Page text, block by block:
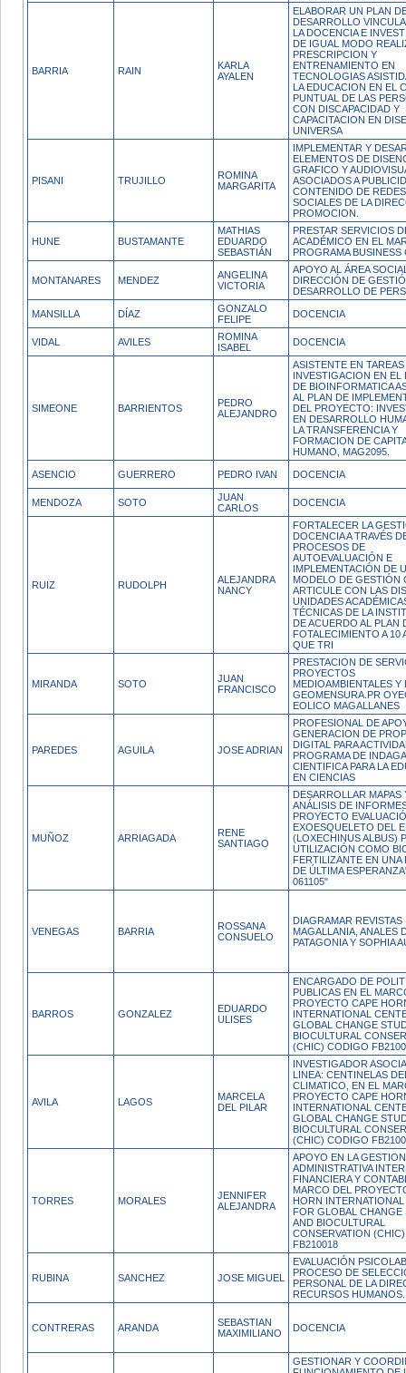
BARRIA RAIN
KARLA
AYALEN
ELABORAR UN PLAN
DESARROLLO
LA DOCENCIA E
DE IGUAL MODO
PRESCRIPCION Y
ENTRENAMIENTO EN
TECNOLOGIAS
LA EDUCACION EN EL
PUNTUAL DE LAS
CON DISCAPACIDAD Y
CAPACITACION EN
UNIVERSA
PISANI TRUJILLO
ROMINA
MARGARITA
IMPLEMENTAR Y
ELEMENTOS DE
GRAFICO Y
ASOCIADOS A
CONTENIDO DE REDES
SOCIALES DE LA
PROMOCION.
HUNE BUSTAMANTE
MATHIAS
EDUARDO
SEBASTIÁN
PRESTAR SERVICIOS
ACADÉMICO EN EL
PROGRAMA BUSINESS
MONTANARES MENDEZ
ANGELINA
VICTORIA
APOYO AL ÁREA
DIRECCIÓN DE
DESARROLLO DE
MANSILLA DÍAZ
GONZALO
FELIPE
DOCENCIA
VIDAL AVILES
ROMINA
ISABEL
DOCENCIA
SIMEONE BARRIENTOS
PEDRO
ALEJANDRO
ASISTENTE EN TAREAS
INVESTIGACION EN EL
DE BIOINFORMATICA
AL PLAN DE
DEL PROYECTO:
EN DESARROLLO
LA TRANSFERENCIA Y
FORMACION DE
HUMANO, MAG2095.
ASENCIO GUERRERO PEDRO IVAN DOCENCIA
MENDOZA SOTO
JUAN
CARLOS
DOCENCIA
RUIZ RUDOLPH
ALEJANDRA
NANCY
FORTALECER LA
DOCENCIA A TRAVÉS
PROCESOS DE
AUTOEVALUACIÓN E
IMPLEMENTACIÓN DE
MODELO DE GESTIÓN
ARTICULE CON LAS
UNIDADES
TÉCNICAS DE LA
DE ACUERDO AL PLAN
FOTALECIMIENTO A 10
QUE TRI
MIRANDA SOTO
JUAN
FRANCISCO
PRESTACION DE
PROYECTOS
MEDIOAMBIENTALES Y
GEOMENSURA.PR
EOLICO MAGALLANES
PAREDES AGUILA JOSE ADRIAN
PROFESIONAL DE
GENERACION DE
DIGITAL PARA
PROGRAMA DE
CIENTIFICA PARA LA
EN CIENCIAS
MUÑOZ ARRIAGADA
RENE
SANTIAGO
DESARROLLAR MAPAS
ANÁLISIS DE
PROYECTO
EXOESQUELETO DEL
(LOXECHINUS ALBUS)
UTILIZACIÓN COMO
FERTILIZANTE EN UNA
DE ÚLTIMA
061105"
VENEGAS BARRIA
ROSSANA
CONSUELO
DIAGRAMAR REVISTAS
MAGALLANIA, ANALES
PATAGONIA Y SOPHIA
BARROS GONZALEZ
EDUARDO
ULISES
ENCARGADO DE
PUBLICAS EN EL
PROYECTO CAPE
INTERNATIONAL
GLOBAL CHANGE
BIOCULTURAL
(CHIC) CODIGO
AVILA LAGOS
MARCELA
DEL PILAR
INVESTIGADOR
LINEA: CENTINELAS
CLIMATICO, EN EL
PROYECTO CAPE
INTERNATIONAL
GLOBAL CHANGE
BIOCULTURAL
(CHIC) CODIGO
TORRES MORALES
JENNIFER
ALEJANDRA
APOYO EN LA GESTION
ADMINISTRATIVA
FINANCIERA Y
MARCO DEL
HORN
FOR GLOBAL CHANGE
AND BIOCULTURAL
CONSERVATION
FB210018
RUBINA SANCHEZ JOSE MIGUEL
EVALUACIÓN
PROCESO DE
PERSONAL DE LA
RECURSOS HUMANOS.
CONTRERAS ARANDA
SEBASTIAN
MAXIMILIANO
DOCENCIA
GESTIONAR Y